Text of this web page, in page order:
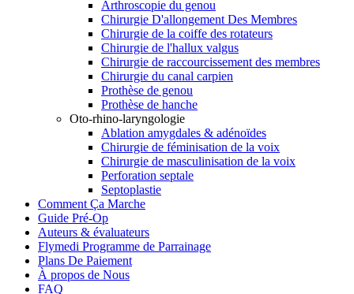
Arthroscopie du genou
Chirurgie D'allongement Des Membres
Chirurgie de la coiffe des rotateurs
Chirurgie de l'hallux valgus
Chirurgie de raccourcissement des membres
Chirurgie du canal carpien
Prothèse de genou
Prothèse de hanche
Oto-rhino-laryngologie
Ablation amygdales & adénoïdes
Chirurgie de féminisation de la voix
Chirurgie de masculinisation de la voix
Perforation septale
Septoplastie
Comment Ça Marche
Guide Pré-Op
Auteurs & évaluateurs
Flymedi Programme de Parrainage
Plans De Paiement
À propos de Nous
FAQ